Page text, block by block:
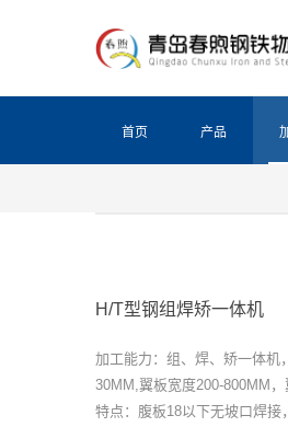
首页 产品
H/T型钢组焊矫一体机
加工能力：组、焊、矫一体机
30MM,翼板宽度200-800MM
特点：腹板18以下无坡口焊